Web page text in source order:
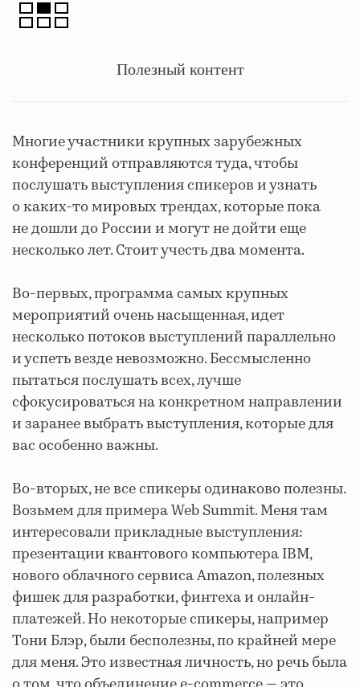
Полезный контент
Многие участники крупных зарубежных
конференций отправляются туда, чтобы
послушать выступления спикеров и узнать
о каких-то мировых трендах, которые пока
не дошли до России и могут не дойти еще
несколько лет. Стоит учесть два момента.
Во-первых, программа самых крупных
мероприятий очень насыщенная, идет
несколько потоков выступлений параллельно
и успеть везде невозможно. Бессмысленно
пытаться послушать всех, лучше
сфокусироваться на конкретном направлении
и заранее выбрать выступления, которые для
вас особенно важны.
Во-вторых, не все спикеры одинаково полезны.
Возьмем для примера Web Summit. Меня там
интересовали прикладные выступления:
презентации квантового компьютера IBM,
нового облачного сервиса Amazon, полезных
фишек для разработки, финтеха и онлайн-
платежей. Но некоторые спикеры, например
Тони Блэр, были бесполезны, по крайней мере
для меня. Это известная личность, но речь была